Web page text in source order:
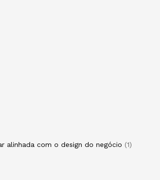
alinhada com o design do negócio
1